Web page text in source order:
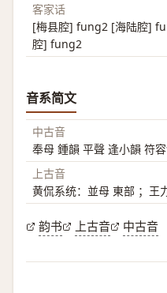
客家话
[梅县腔] fung2 [海陆腔]
腔] fung2
音系简文
中古音
奉母 鍾韻 平聲 逢小韻 符容
上古音
黄侃系统：並母 東部 ；王
韵书 上古音 中古音